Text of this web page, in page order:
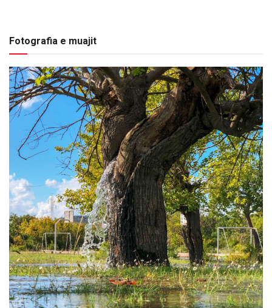
Fotografia e muajit